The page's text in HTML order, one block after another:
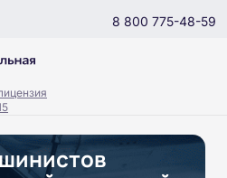
8 800 775-48-59